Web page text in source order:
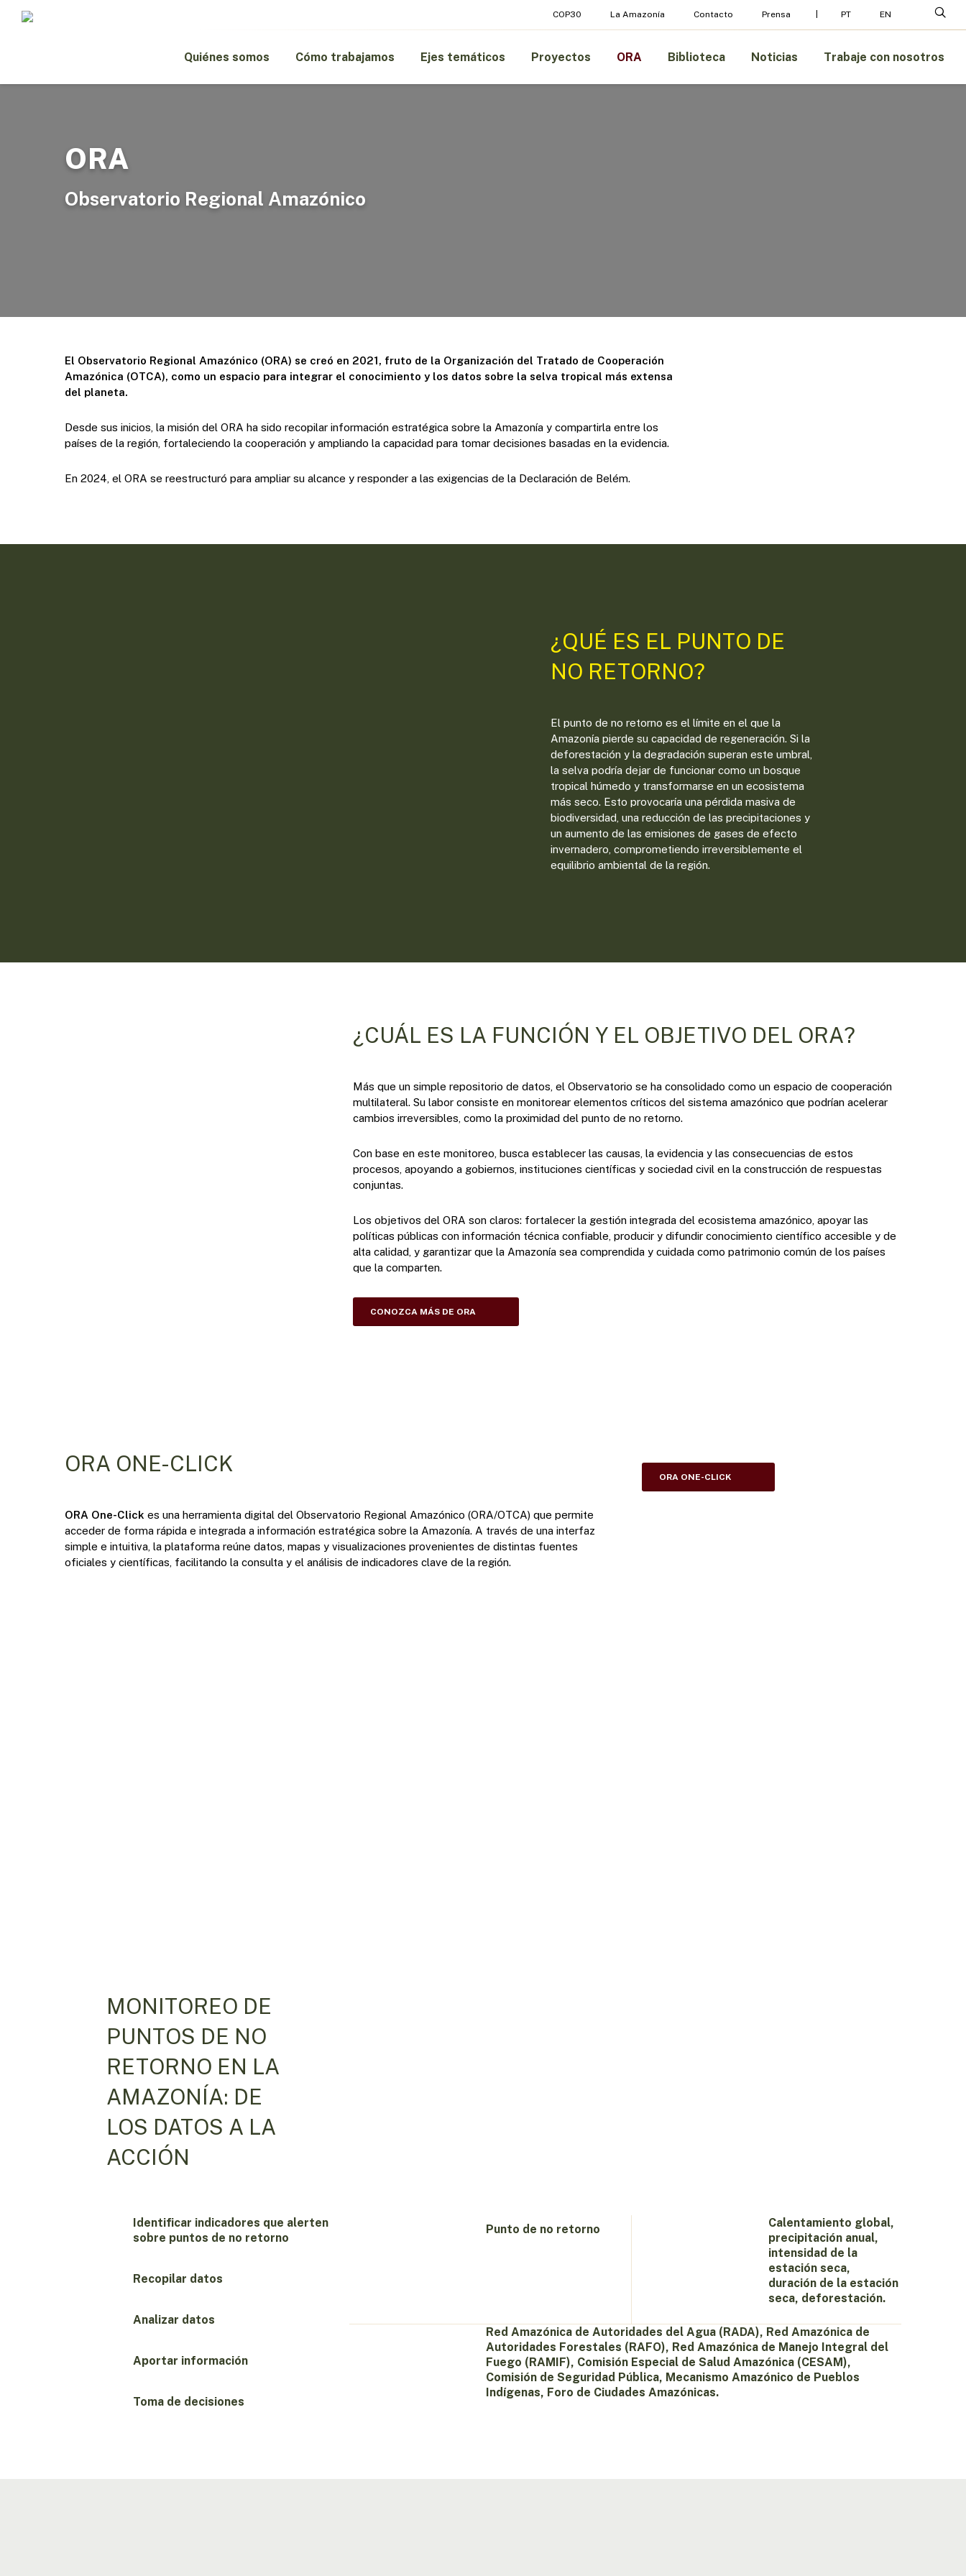
COP30 La Amazonía Contacto Prensa PT EN
Quiénes somos Cómo trabajamos Ejes temáticos Proyectos ORA Biblioteca Noticias Trabaje con nosotros
ORA
Observatorio Regional Amazónico
El Observatorio Regional Amazónico (ORA) se creó en 2021, fruto de la Organización del Tratado de Cooperación
Amazónica (OTCA), como un espacio para integrar el conocimiento y los datos sobre la selva tropical más extensa
del planeta.
Desde sus inicios, la misión del ORA ha sido recopilar información estratégica sobre la Amazonía y compartirla entre los
países de la región, fortaleciendo la cooperación y ampliando la capacidad para tomar decisiones basadas en la evidencia.
En 2024, el ORA se reestructuró para ampliar su alcance y responder a las exigencias de la Declaración de Belém.
¿QUÉ ES EL PUNTO DE
NO RETORNO?
El punto de no retorno es el límite en el que la
Amazonía pierde su capacidad de regeneración. Si la
deforestación y la degradación superan este umbral,
la selva podría dejar de funcionar como un bosque
tropical húmedo y transformarse en un ecosistema
más seco. Esto provocaría una pérdida masiva de
biodiversidad, una reducción de las precipitaciones y
un aumento de las emisiones de gases de efecto
invernadero, comprometiendo irreversiblemente el
equilibrio ambiental de la región.
¿CUÁL ES LA FUNCIÓN Y EL OBJETIVO DEL ORA?
Más que un simple repositorio de datos, el Observatorio se ha consolidado como un espacio de cooperación
multilateral. Su labor consiste en monitorear elementos críticos del sistema amazónico que podrían acelerar
cambios irreversibles, como la proximidad del punto de no retorno.
Con base en este monitoreo, busca establecer las causas, la evidencia y las consecuencias de estos
procesos, apoyando a gobiernos, instituciones científicas y sociedad civil en la construcción de respuestas
conjuntas.
Los objetivos del ORA son claros: fortalecer la gestión integrada del ecosistema amazónico, apoyar las
políticas públicas con información técnica confiable, producir y difundir conocimiento científico accesible y de
alta calidad, y garantizar que la Amazonía sea comprendida y cuidada como patrimonio común de los países
que la comparten.
CONOZCA MÁS DE ORA
ORA ONE-CLICK
ORA One-Click es una herramienta digital del Observatorio Regional Amazónico (ORA/OTCA) que permite
acceder de forma rápida e integrada a información estratégica sobre la Amazonía. A través de una interfaz
simple e intuitiva, la plataforma reúne datos, mapas y visualizaciones provenientes de distintas fuentes
oficiales y científicas, facilitando la consulta y el análisis de indicadores clave de la región.
ORA ONE-CLICK
MONITOREO DE
PUNTOS DE NO
RETORNO EN LA
AMAZONÍA: DE
LOS DATOS A LA
ACCIÓN
Identificar indicadores que alerten
sobre puntos de no retorno
Recopilar datos
Analizar datos
Aportar información
Toma de decisiones
Punto de no retorno
Calentamiento global,
precipitación anual,
intensidad de la
estación seca,
duración de la estación
seca, deforestación.
Red Amazónica de Autoridades del Agua (RADA), Red Amazónica de
Autoridades Forestales (RAFO), Red Amazónica de Manejo Integral del
Fuego (RAMIF), Comisión Especial de Salud Amazónica (CESAM),
Comisión de Seguridad Pública, Mecanismo Amazónico de Pueblos
Indígenas, Foro de Ciudades Amazónicas.
Menu